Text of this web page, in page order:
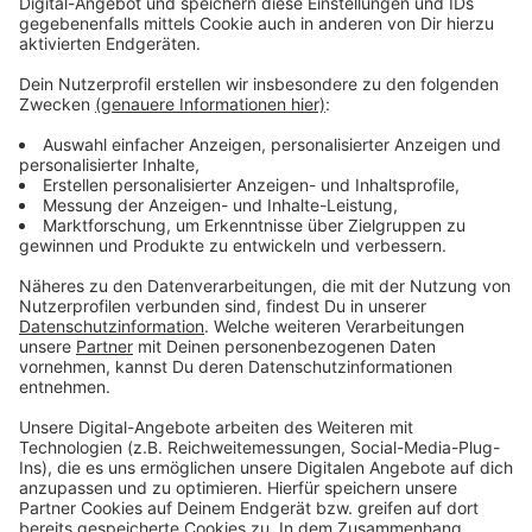
Anzeige
Anzeige
Vorstellen brauchen wir ihn euch nicht. Seit 2003
treibt Jürgen Bangert nun als "Elvis Eifel" seine Späße
am Telefon mit seinen Hörerinnen und Hörern im Radio.
wenn auch nicht immer. Und weil Elvis das noch viele
Jahre weitermachen möchte, benötigt er eure
Unterstützung. Ihr habt gerade jemanden im Kopf, dem
mal ein Streich gespielt werden sollte? Dann nutzt
freut sich auf jede neue Nachricht.
Anzeige